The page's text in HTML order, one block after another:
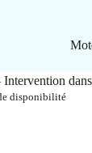
disponibilité